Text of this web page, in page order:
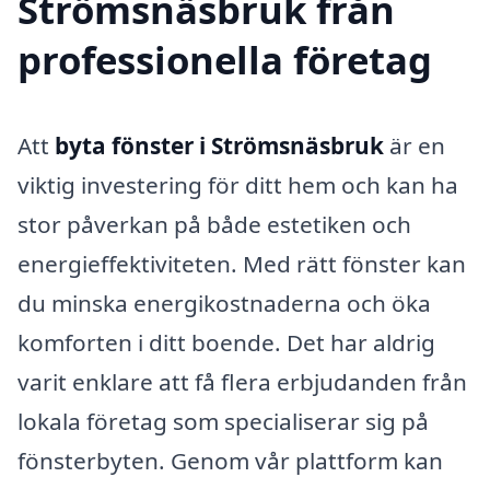
professionella företag
Att byta fönster i Strömsnäsbruk är en
viktig investering för ditt hem och kan ha
stor påverkan på både estetiken och
energieffektiviteten. Med rätt fönster kan
du minska energikostnaderna och öka
komforten i ditt boende. Det har aldrig
varit enklare att få flera erbjudanden från
lokala företag som specialiserar sig på
fönsterbyten. Genom vår plattform kan